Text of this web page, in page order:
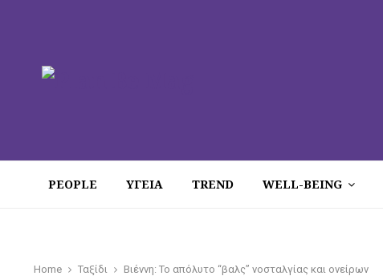
PEOPLE ΥΓΕΙΑ TREND WELL-BEING
Home Ταξίδι Bιέννη: Το απόλυτο “βαλς” νοσταλγίας και ονείρων